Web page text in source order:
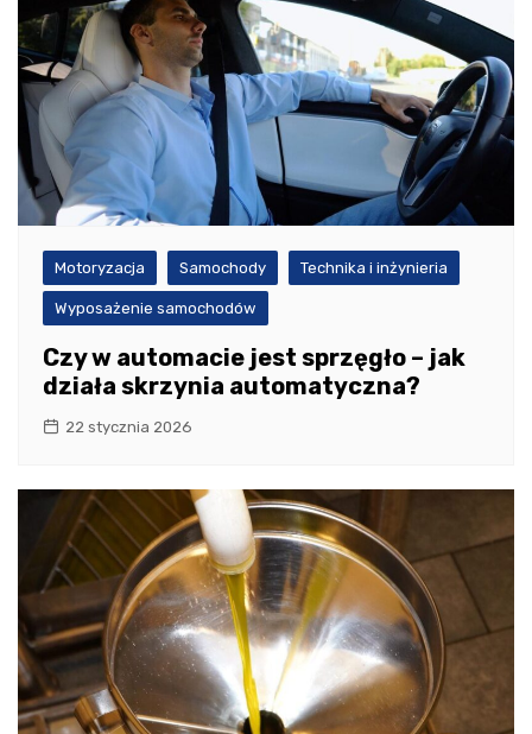
Motoryzacja Samochody Technika i inżynieria
Wyposażenie samochodów
Czy w automacie jest sprzęgło – jak
działa skrzynia automatyczna?
22 stycznia 2026